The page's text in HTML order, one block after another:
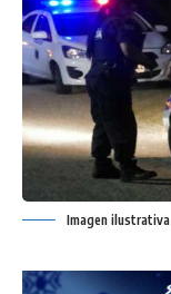
Imagen ilustrativa